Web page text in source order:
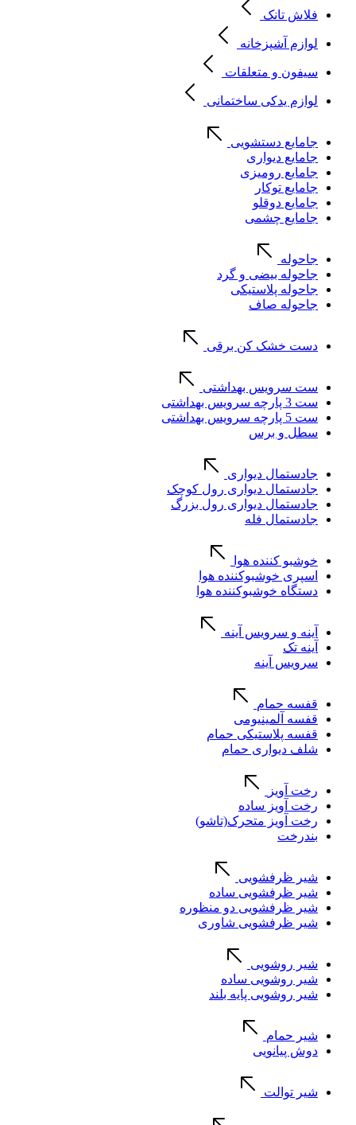
فلاش تانک
لوازم آشپزخانه
سیفون و متعلقات
لوازم یدکی ساختمانی
جامایع دستشویی
جامایع دیواری
جامایع رومیزی
جامایع توکار
جامایع دوقلو
جامایع چشمی
جاحوله
جاحوله بیضی و گرد
جاحوله پلاستیکی
جاحوله صاف
دست خشک کن برقی
ست سرویس بهداشتی
ست 3 پارچه سرویس بهداشتی
ست 5 پارچه سرویس بهداشتی
سطل و برس
جادستمال دیواری
جادستمال دیواری رول کوچک
جادستمال دیواری رول بزرگ
جادستمال فله
خوشبو کننده هوا
اسپری خوشبوکننده هوا
دستگاه خوشبوکننده هوا
آینه و سرویس آینه
آینه تک
سرویس آینه
قفسه حمام
قفسه آلمینیومی
قفسه پلاستیکی حمام
شلف دیواری حمام
رخت آویز
رخت آویز ساده
رخت آویز متحرک(تاشو)
بندرخت
شیر ظرفشویی
شیر ظرفشویی ساده
شیر ظرفشویی دو منظوره
شیر ظرفشویی شاوری
شیر روشویی
شیر روشویی ساده
شیر روشویی پایه بلند
شیر حمام
دوش پیانویی
شیر توالت